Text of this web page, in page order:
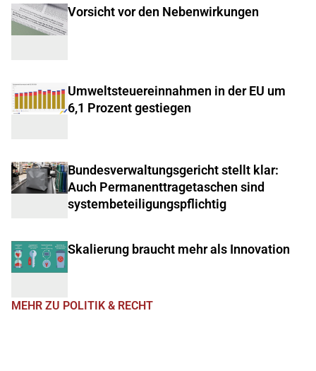
Vorsicht vor den Nebenwirkungen
Umweltsteuereinnahmen in der EU um
6,1 Prozent gestiegen
Bundesverwaltungsgericht stellt klar:
Auch Permanenttragetaschen sind
systembeteiligungspflichtig
Skalierung braucht mehr als Innovation
MEHR ZU POLITIK & RECHT